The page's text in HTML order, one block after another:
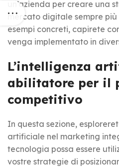
un’azienda per creare una
mercato digitale sempre
esempi concreti, capirete
venga implementato in
L’intelligenza
abilitatore per il
competitivo
In questa sezione,
artificiale nel marketing
tecnologia possa essere
vostre strategie di